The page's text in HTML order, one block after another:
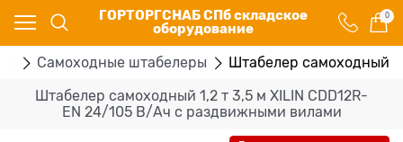
ГОРТОРГСНАБ СПб складское
оборудование
0
Самоходные штабелеры Штабелер самоходный
Штабелер самоходный 1,2 т 3,5 м XILIN CDD12R-
EN 24/105 В/Ач с раздвижными вилами